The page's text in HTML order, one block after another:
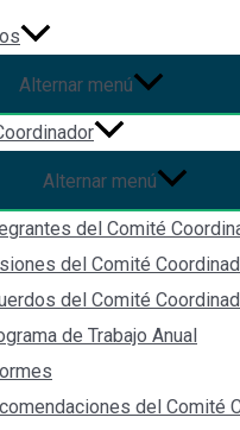
Alternar menú
Alternar menú
del Comité
del Comité
del Comité
de Trabajo Anual
del Comité
Estatal